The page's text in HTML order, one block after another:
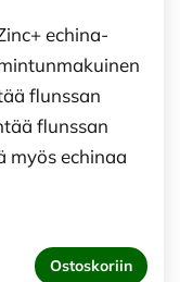
echina-
flunssan
flunssan
myös echinaa
Ostoskoriin